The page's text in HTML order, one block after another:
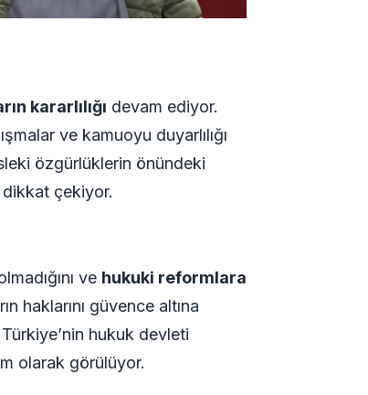
kararlılığı devam ediyor.
ve kamuoyu duyarlılığı
özgürlüklerin önündeki
dikkat çekiyor.
ve hukuki reformlara
haklarını güvence altına
hukuk devleti
olarak görülüyor.